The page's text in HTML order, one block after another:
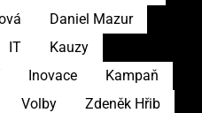
Daniel Mazur
IT
Kauzy
Inovace
Kampaň
Volby
Zdeněk Hřib